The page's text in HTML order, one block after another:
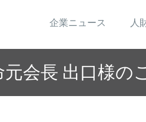
企業ニュース 人
会長 出口様の